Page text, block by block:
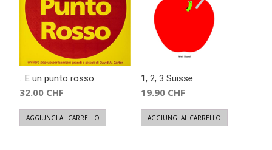
…E un punto rosso
32.00 CHF
AGGIUNGI AL CARRELLO
1, 2, 3 Suisse
19.90 CHF
AGGIUNGI AL CARRELLO